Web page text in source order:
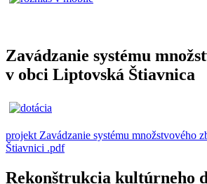
Zavádzanie systému
v obci Liptovská Štiavnica
projekt Zavádzanie systému množstvového
Štiavnici .pdf
Rekonštrukcia kultúrneho